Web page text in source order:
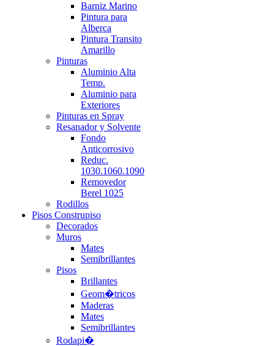
Barniz Marino
Pintura para
Alberca
Pintura Transito
Amarillo
Pinturas
Aluminio Alta
Temp.
Aluminio para
Exteriores
Pinturas en Spray
Resanador y Solvente
Fondo
Anticorrosivo
Reduc.
1030.1060.1090
Removedor
Berel 1025
Rodillos
Pisos Construpiso
Decorados
Muros
Mates
Semibrillantes
Pisos
Brillantes
Geom�tricos
Maderas
Mates
Semibrillantes
Rodapi�